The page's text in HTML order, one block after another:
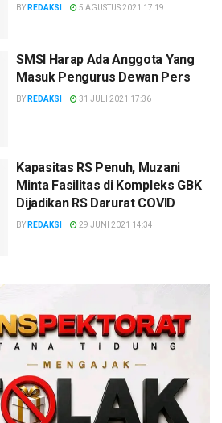
BY REDAKSI 5 AGUSTUS 2021 17:19
SMSI Harap Ada Anggota Yang
Masuk Pengurus Dewan Pers
BY REDAKSI 31 JULI 2021 17:36
Kapasitas RS Penuh, Muzani
Minta Fasilitas di Kompleks GBK
Dijadikan RS Darurat COVID
BY REDAKSI 29 JUNI 2021 14:34